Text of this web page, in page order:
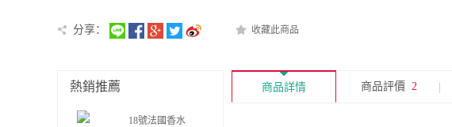
分享： 收藏此商品
熱銷推薦
18號法國香水
商品詳情 商品評價 2